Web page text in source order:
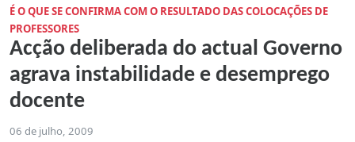
É O QUE SE CONFIRMA COM O RESULTADO DAS COLOCAÇÕES DE
PROFESSORES
Acção deliberada do actual Governo
agrava instabilidade e desemprego
docente
06 de julho, 2009